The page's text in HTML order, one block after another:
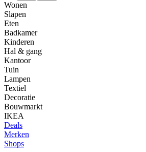
Wonen
Slapen
Eten
Badkamer
Kinderen
Hal & gang
Kantoor
Tuin
Lampen
Textiel
Decoratie
Bouwmarkt
IKEA
Deals
Merken
Shops